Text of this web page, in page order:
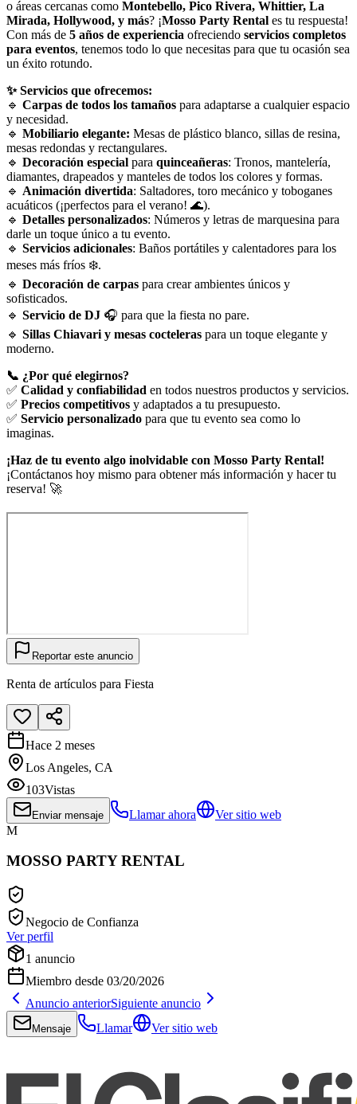
o áreas cercanas como Montebello, Pico Rivera, Whittier, La
Mirada, Hollywood, y más? ¡Mosso Party Rental es tu respuesta!
Con más de 5 años de experiencia ofreciendo servicios completos
para eventos, tenemos todo lo que necesitas para que tu ocasión sea
un éxito rotundo.
✨ Servicios que ofrecemos:
🔹 Carpas de todos los tamaños para adaptarse a cualquier espacio
y necesidad.
🔹 Mobiliario elegante: Mesas de plástico blanco, sillas de resina,
mesas redondas y rectangulares.
🔹 Decoración especial para quinceañeras: Tronos, mantelería,
diamantes, drapeados y manteles de todos los colores y formas.
🔹 Animación divertida: Saltadores, toro mecánico y toboganes
acuáticos (¡perfectos para el verano! 🌊).
🔹 Detalles personalizados: Números y letras de marquesina para
darle un toque único a tu evento.
🔹 Servicios adicionales: Baños portátiles y calentadores para los
meses más fríos ❄️.
🔹 Decoración de carpas para crear ambientes únicos y
sofisticados.
🔹 Servicio de DJ 🎧 para que la fiesta no pare.
🔹 Sillas Chiavari y mesas cocteleras para un toque elegante y
moderno.
📞 ¿Por qué elegirnos?
✅ Calidad y confiabilidad en todos nuestros productos y servicios.
✅ Precios competitivos y adaptados a tu presupuesto.
✅ Servicio personalizado para que tu evento sea como lo
imaginas.
¡Haz de tu evento algo inolvidable con Mosso Party Rental!
¡Contáctanos hoy mismo para obtener más información y hacer tu
reserva! 🚀
Reportar este anuncio
Renta de artículos para Fiesta
Hace 2 meses
Los Angeles, CA
103Vistas
Enviar mensaje Llamar ahora
Ver sitio web
M
MOSSO PARTY RENTAL
Negocio de Confianza
Ver perfil
1 anuncio
Miembro desde 03/20/2026
Anuncio anteriorSiguiente anuncio
Mensaje Llamar Ver sitio web